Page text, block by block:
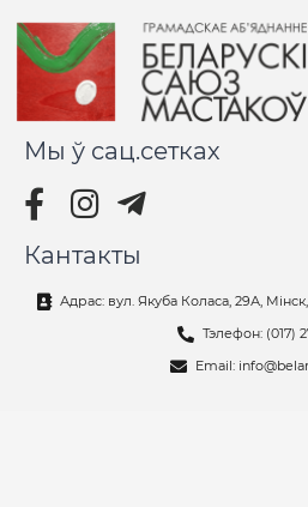
Мы ў сац.сетках
Кантакты
Адрас: вул. Якуба Коласа, 29А,
Тэлефон: (017)
Email: